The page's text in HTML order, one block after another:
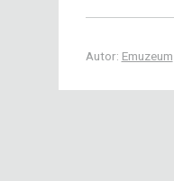
Autor: Emuzeum